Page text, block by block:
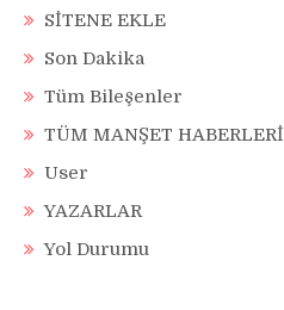
SİTENE EKLE
Son Dakika
Tüm Bileşenler
TÜM MANŞET HABERLERİ
User
YAZARLAR
Yol Durumu